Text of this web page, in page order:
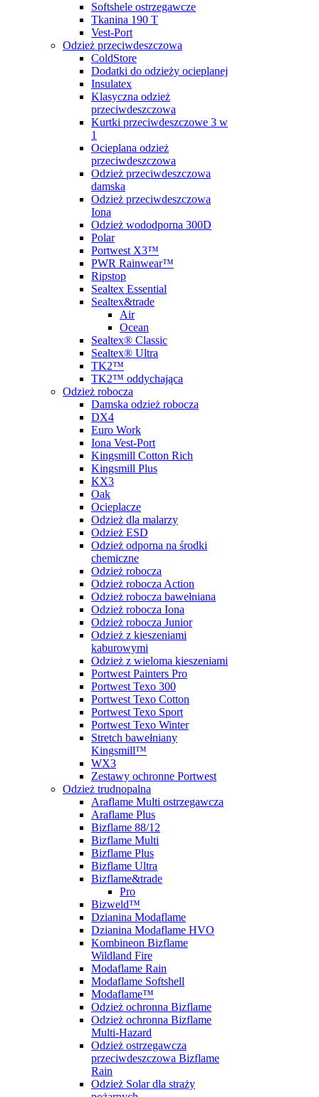
Softshele ostrzegawcze
Tkanina 190 T
Vest-Port
Odzież przeciwdeszczowa
ColdStore
Dodatki do odzieży ocieplanej
Insulatex
Klasyczna odzież
przeciwdeszczowa
Kurtki przeciwdeszczowe 3 w
1
Ocieplana odzież
przeciwdeszczowa
Odzież przeciwdeszczowa
damska
Odzież przeciwdeszczowa
Iona
Odzież wododporna 300D
Polar
Portwest X3™
PWR Rainwear™
Ripstop
Sealtex Essential
Sealtex&trade
Air
Ocean
Sealtex® Classic
Sealtex® Ultra
TK2™
TK2™ oddychająca
Odzież robocza
Damska odzież robocza
DX4
Euro Work
Iona Vest-Port
Kingsmill Cotton Rich
Kingsmill Plus
KX3
Oak
Ocieplacze
Odzież dla malarzy
Odzież ESD
Odzież odporna na środki
chemiczne
Odzież robocza
Odzież robocza Action
Odzież robocza bawełniana
Odzież robocza Iona
Odzież robocza Junior
Odzież z kieszeniami
kaburowymi
Odzież z wieloma kieszeniami
Portwest Painters Pro
Portwest Texo 300
Portwest Texo Cotton
Portwest Texo Sport
Portwest Texo Winter
Stretch bawełniany
Kingsmill™
WX3
Zestawy ochronne Portwest
Odzież trudnopalna
Araflame Multi ostrzegawcza
Araflame Plus
Bizflame 88/12
Bizflame Multi
Bizflame Plus
Bizflame Ultra
Bizflame&trade
Pro
Bizweld™
Dzianina Modaflame
Dzianina Modaflame HVO
Kombineon Bizflame
Wildland Fire
Modaflame Rain
Modaflame Softshell
Modaflame™
Odzież ochronna Bizflame
Odzież ochronna Bizflame
Multi-Hazard
Odzież ostrzegawcza
przeciwdeszczowa Bizflame
Rain
Odzież Solar dla straży